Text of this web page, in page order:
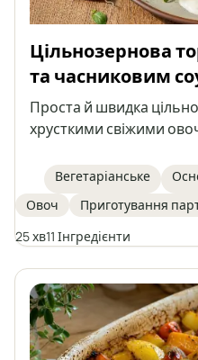
Цільнозернова
та часниковим
Проста й швидка
хрусткими свіжими
основі натурального
Ідеально підходить для
легкої вечері. Страва
багата на смак.
Вегетаріанське
Овоч
Приготування
25 хв11 Інгредієнти